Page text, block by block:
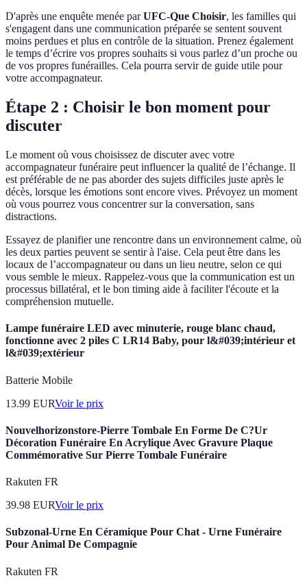
D'après une enquête menée parUFC-Que Choisir, les familles qui
s'engagent dans une communication préparée se sentent souvent
moins perdues et plus en contrôle de la situation. Prenez également
le temps d’écrire vos propres souhaits si vous parlez d’un proche ou
de vos propres funérailles. Cela pourra servir de guide utile pour
votre accompagnateur.
Étape 2 : Choisir le bon moment pour
discuter
Le moment où vous choisissez de discuter avec votre
accompagnateur funéraire peut influencer la qualité de l’échange. Il
est préférable de ne pas aborder des sujets difficiles juste après le
décès, lorsque les émotions sont encore vives. Prévoyez un moment
où vous pourrez vous concentrer sur la conversation, sans
distractions.
Essayez de planifier une rencontre dans un environnement calme, où
les deux parties peuvent se sentir à l'aise. Cela peut être dans les
locaux de l’accompagnateur ou dans un lieu neutre, selon ce qui
vous semble le mieux. Rappelez-vous que la communication est un
processus billatéral, et le bon timing aide à faciliter l'écoute et la
compréhension mutuelle.
Lampe funéraire LED avec minuterie, rouge blanc chaud,
fonctionne avec 2 piles C LR14 Baby, pour l&#039;intérieur et
l&#039;extérieur
Batterie Mobile
13.99 EURVoir le prix
Nouvelhorizonstore-Pierre Tombale En Forme De C?Ur
Décoration Funéraire En Acrylique Avec Gravure Plaque
Commémorative Sur Pierre Tombale Funéraire
Rakuten FR
39.98 EURVoir le prix
Subzonal-Urne En Céramique Pour Chat - Urne Funéraire
Pour Animal De Compagnie
Rakuten FR